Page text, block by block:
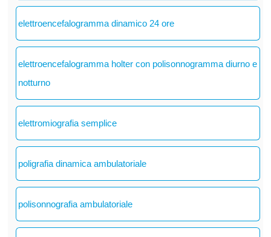
elettroencefalogramma dinamico 24 ore
elettroencefalogramma holter con polisonnogramma diurno e
notturno
elettromiografia semplice
poligrafia dinamica ambulatoriale
polisonnografia ambulatoriale